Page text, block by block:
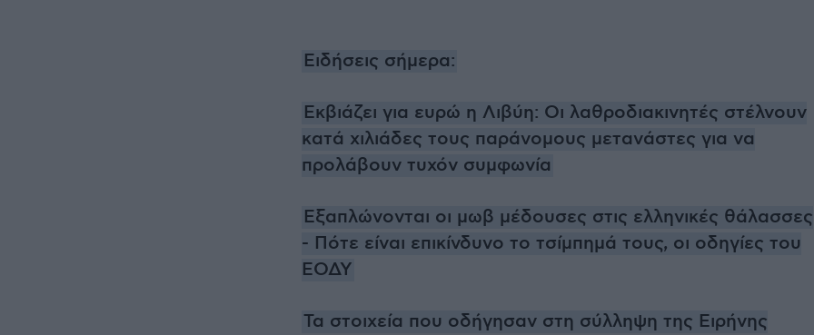
Ειδήσεις σήμερα:
Εκβιάζει για ευρώ η Λιβύη: Οι λαθροδιακινητές στέλνουν
κατά χιλιάδες τους παράνομους μετανάστες για να
προλάβουν τυχόν συμφωνία
Εξαπλώνονται οι μωβ μέδουσες στις ελληνικές θάλασσες
- Πότε είναι επικίνδυνο το τσίμπημά τους, οι οδηγίες του
ΕΟΔΥ
Τα στοιχεία που οδήγησαν στη σύλληψη της Ειρήνης